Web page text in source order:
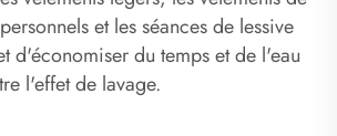
et les séances de lessive
d'économiser du temps et de l'eau
l'effet de lavage.